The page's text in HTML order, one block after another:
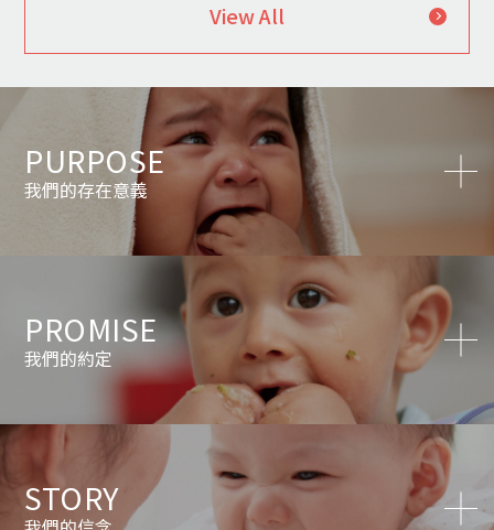
View All
PURPOSE
我們的存在意義
PROMISE
我們的約定
STORY